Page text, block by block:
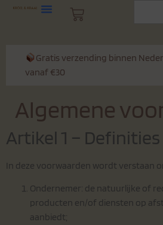
Gratis verzending binnen
vanaf €30
Algemene
Artikel 1 – Definities
In deze voorwaarden wordt verstaan
Ondernemer: de natuurlijke of
producten en/of diensten op
aanbiedt;